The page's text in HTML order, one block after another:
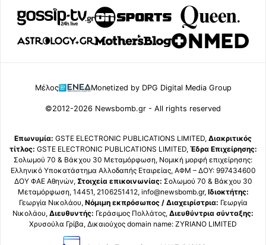
Μέλος Monetized by DPG Digital Media Group
©2012-2026 Newsbomb.gr - All rights reserved
Επωνυμία: GSTE ELECTRONIC PUBLICATIONS LIMITED, Διακριτικός
τίτλος: GSTE ELECTRONIC PUBLICATIONS LIMITED, Έδρα Επιχείρησης:
Σολωμού 70 & Βάκχου 30 Μεταμόρφωση, Νομική μορφή επιχείρησης:
Ελληνικό Υποκατάστημα Αλλοδαπής Εταιρείας, ΑΦΜ – ΔΟΥ: 997434600
ΔΟΥ ΦΑΕ Αθηνών, Στοιχεία επικοινωνίας: Σολωμού 70 & Βάκχου 30
Μεταμόρφωση, 14451, 2106251412, info@newsbomb.gr, Ιδιοκτήτης:
Γεωργία Νικολάου, Νόμιμη εκπρόσωπος / Διαχειρίστρια: Γεωργία
Νικολάου, Διευθυντής: Γεράσιμος Πολλάτος, Διευθύντρια σύνταξης:
Χρυσούλα Γρίβα, Δικαιούχος domain name: ZYRIANO LIMITED